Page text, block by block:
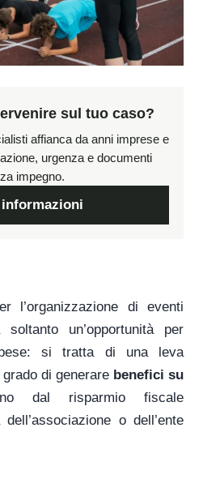
sul tuo caso?
affianca da anni imprese e
urgenza e documenti
impegno.
l’organizzazione di eventi
un’opportunità per
si tratta di una leva
di generare benefici su
dal risparmio fiscale
o dell’ente